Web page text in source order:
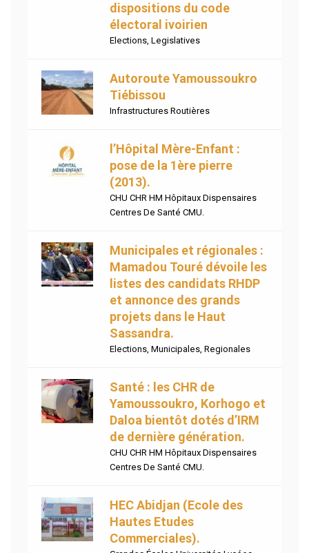
dispositions du code
électoral ivoirien
Elections, Legislatives
Autoroute Yamoussoukro
Tiébissou
Infrastructures Routières
l’Hôpital Mère-Enfant :
pose de la 1ère pierre
(2013).
CHU CHR HM Hôpitaux Dispensaires
Centres De Santé CMU.
Municipales et régionales :
Mamadou Touré dévoile les
listes des candidats RHDP
et annonce des grands
projets dans le Haut
Sassandra.
Elections, Municipales, Regionales
Santé : les CHR de
Yamoussoukro, Korhogo et
Daloa bientôt dotés d’IRM
de dernière génération.
CHU CHR HM Hôpitaux Dispensaires
Centres De Santé CMU.
HEC Abidjan (Ecole des
Hautes Etudes
Commerciales).